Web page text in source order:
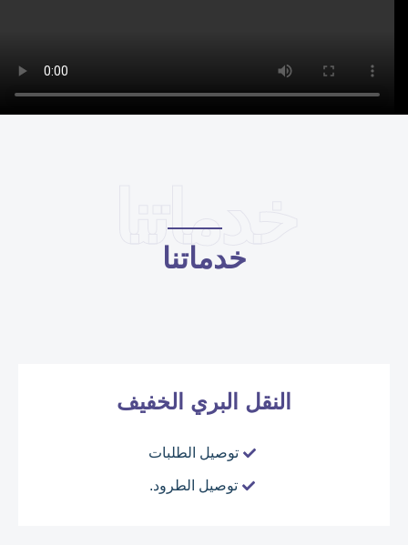
خدماتنا
خدماتنا
النقل البري الخفيف
توصيل الطلبات
توصيل الطرود.